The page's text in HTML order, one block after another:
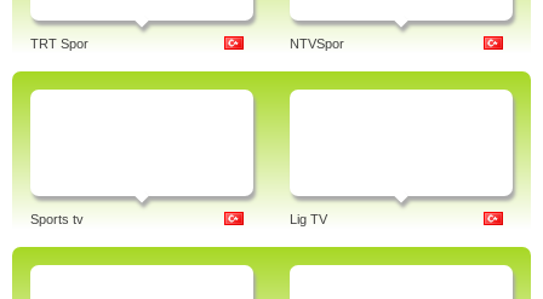
TRT Spor NTVSpor
Sports tv Lig TV